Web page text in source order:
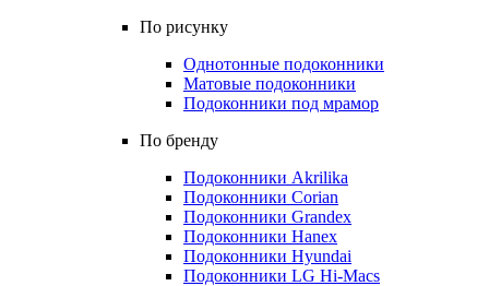
По рисунку
Однотонные подоконники
Матовые подоконники
Подоконники под мрамор
По бренду
Подоконники Akrilika
Подоконники Corian
Подоконники Grandex
Подоконники Hanex
Подоконники Hyundai
Подоконники LG Hi-Macs